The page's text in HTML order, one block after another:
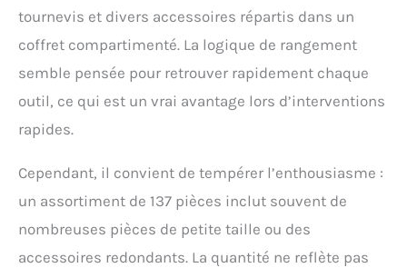
tournevis et divers accessoires répartis dans un
coffret compartimenté. La logique de rangement
semble pensée pour retrouver rapidement chaque
outil, ce qui est un vrai avantage lors d’interventions
rapides.
Cependant, il convient de tempérer l’enthousiasme :
un assortiment de 137 pièces inclut souvent de
nombreuses pièces de petite taille ou des
accessoires redondants. La quantité ne reflète pas